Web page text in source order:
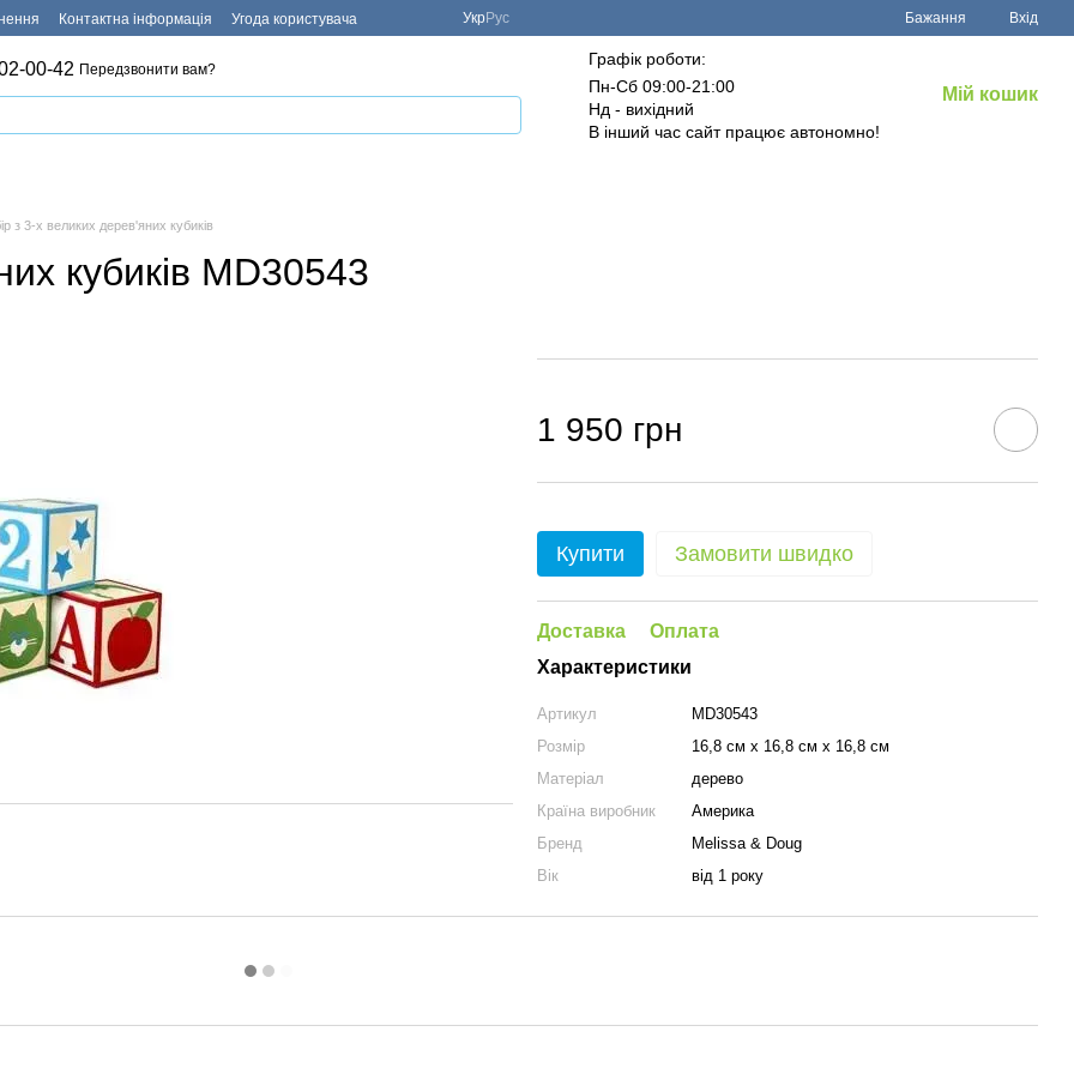
Контактна інформація Угода користувача УкрРус Бажання Вхід
00-42 Передзвонити вам?
Графік роботи:
Пн-Сб 09:00-21:00
Нд - вихідний
В інший час сайт працює автономно!
Мій кошик
з 3-х великих дерев'яних кубиків
кубиків MD30543
1 950 грн
Купити Замовити швидко
Доставка
Оплата
Характеристики
Артикул
MD30543
Розмір
16,8 см х 16,8 см х 16,8 см
Матеріал
дерево
Країна виробник
Америка
Бренд
Melissa & Doug
Вік
від 1 року